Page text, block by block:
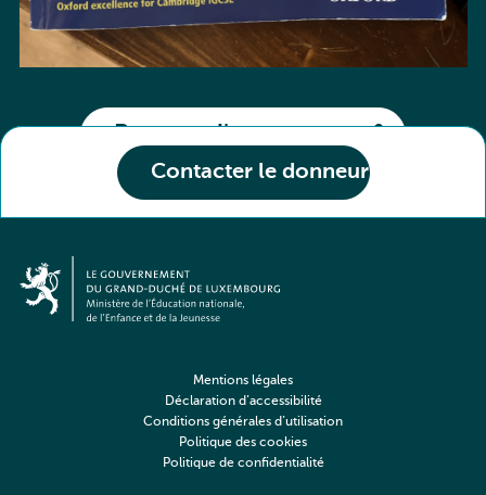
Contacter le donneur
Partager l'annonce
Mentions légales
Déclaration d’accessibilité
Conditions générales d’utilisation
Politique des cookies
Politique de confidentialité